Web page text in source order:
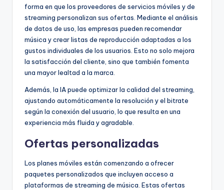
forma en que los proveedores de servicios móviles y de
streaming personalizan sus ofertas. Mediante el análisis
de datos de uso, las empresas pueden recomendar
música y crear listas de reproducción adaptadas a los
gustos individuales de los usuarios. Esto no solo mejora
la satisfacción del cliente, sino que también fomenta
una mayor lealtad a la marca.
Además, la IA puede optimizar la calidad del streaming,
ajustando automáticamente la resolución y el bitrate
según la conexión del usuario, lo que resulta en una
experiencia más fluida y agradable.
Ofertas personalizadas
Los planes móviles están comenzando a ofrecer
paquetes personalizados que incluyen acceso a
plataformas de streaming de música. Estas ofertas